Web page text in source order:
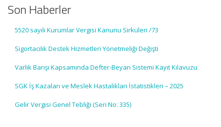
Son Haberler
5520 sayılı Kurumlar Vergisi Kanunu Sirküleri /73
Sigortacılık Destek Hizmetleri Yönetmeliği Değişti
Varlık Barışı Kapsamında Defter-Beyan Sistemi Kayıt Kılavuzu
SGK İş Kazaları ve Meslek Hastalıkları İstatistikleri – 2025
Gelir Vergisi Genel Tebliği (Seri No: 335)